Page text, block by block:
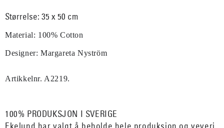
Størrelse: 35 x 50 cm
Material: 100% Cotton
Designer: Margareta Nyström
Artikkelnr. A2219.
100% PRODUKSJON I SVERIGE